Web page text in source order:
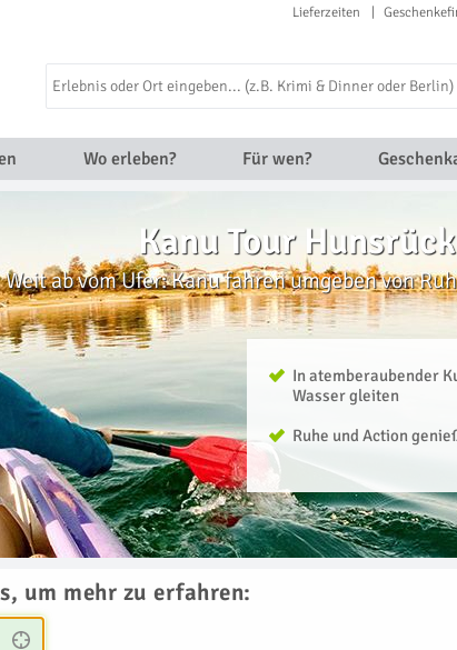
Lieferzeiten
Wo erleben? Für wen?
Kanu Tour Hunsrück
Weit ab vom Ufer: Kanu fahren umgeben von
In atemberaubender
Wasser gleiten
Ruhe und Action
um mehr zu erfahren: